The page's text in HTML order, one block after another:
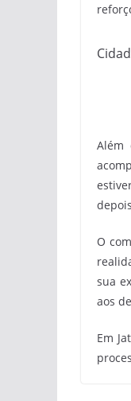
Além
O
sua
aos
Em